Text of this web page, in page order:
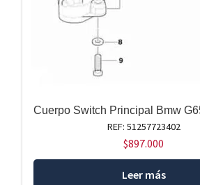
Cuerpo Switch Principal Bmw
REF: 51257723402
$897.000
Leer más